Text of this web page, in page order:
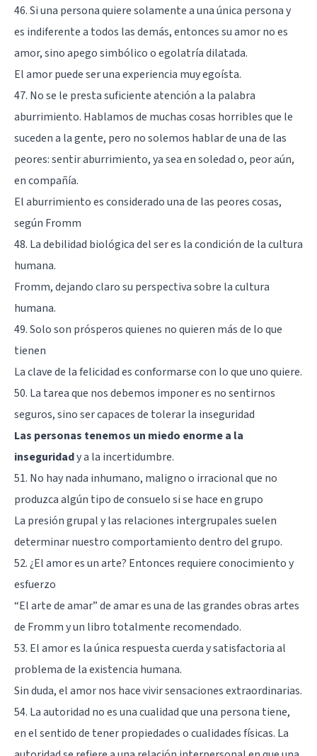
46. Si una persona quiere solamente a una única persona y
es indiferente a todos las demás, entonces su amor no es
amor, sino apego simbólico o egolatría dilatada.
El amor puede ser una experiencia muy egoísta.
47. No se le presta suficiente atención a la palabra
aburrimiento. Hablamos de muchas cosas horribles que le
suceden a la gente, pero no solemos hablar de una de las
peores: sentir aburrimiento, ya sea en soledad o, peor aún,
en compañía.
El aburrimiento es considerado una de las peores cosas,
según Fromm
48. La debilidad biológica del ser es la condición de la cultura
humana.
Fromm, dejando claro su perspectiva sobre la cultura
humana.
49. Solo son prósperos quienes no quieren más de lo que
tienen
La clave de la felicidad es conformarse con lo que uno quiere.
50. La tarea que nos debemos imponer es no sentirnos
seguros, sino ser capaces de tolerar la inseguridad
Las personas tenemos un miedo enorme a la
inseguridady a la incertidumbre.
51. No hay nada inhumano, maligno o irracional que no
produzca algún tipo de consuelo si se hace en grupo
La presión grupal y las relaciones intergrupales suelen
determinar nuestro comportamiento dentro del grupo.
52. ¿El amor es un arte? Entonces requiere conocimiento y
esfuerzo
“El arte de amar” de amar es una de las grandes obras artes
de Fromm y un libro totalmente recomendado.
53. El amor es la única respuesta cuerda y satisfactoria al
problema de la existencia humana.
Sin duda, el amor nos hace vivir sensaciones extraordinarias.
54. La autoridad no es una cualidad que una persona tiene,
en el sentido de tener propiedades o cualidades físicas. La